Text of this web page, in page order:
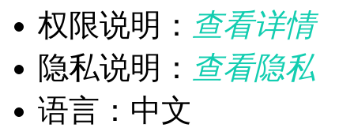
权限说明： 查看详情
隐私说明： 查看隐私
语言：中文